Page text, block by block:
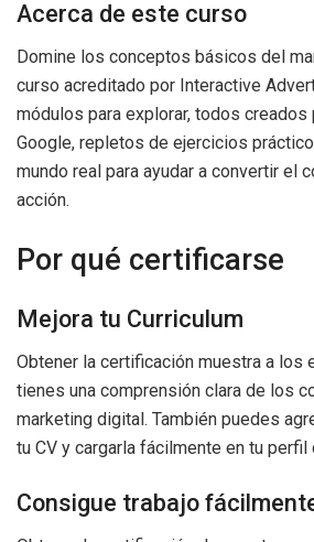
Acerca de este curso
Domine los conceptos básicos del
curso acreditado por Interactive
módulos para explorar, todos
Google, repletos de ejercicios
mundo real para ayudar a convertir el
acción.
Por qué certificarse
Mejora tu Curriculum
Obtener la certificación muestra a los
tienes una comprensión clara de los
marketing digital. También puedes
tu CV y ​​cargarla fácilmente en tu perfil
Consigue trabajo